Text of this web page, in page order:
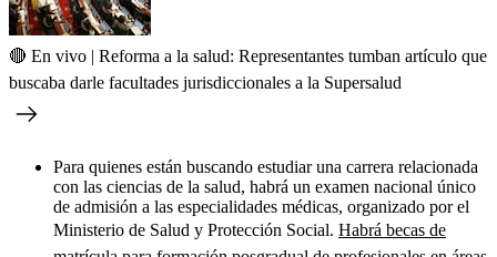
🔴 En vivo | Reforma a la salud: Representantes tumban artículo que
buscaba darle facultades jurisdiccionales a la Supersalud
Para quienes están buscando estudiar una carrera relacionada
con las ciencias de la salud, habrá un examen nacional único
de admisión a las especialidades médicas, organizado por el
Ministerio de Salud y Protección Social. Habrá becas de